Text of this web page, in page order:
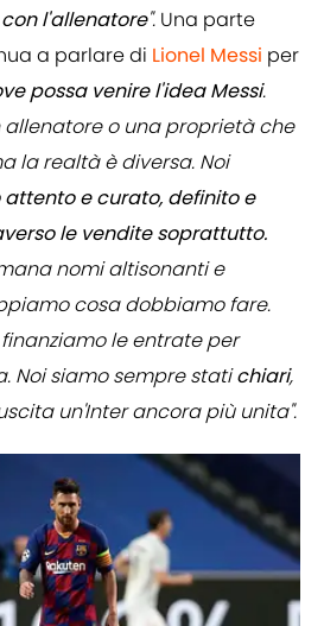
l'allenatore". Una parte
a parlare di Lionel Messi per
possa venire l'idea Messi.
allenatore o una proprietà che
la realtà è diversa. Noi
e curato, definito e
le vendite soprattutto.
nomi altisonanti e
cosa dobbiamo fare.
le entrate per
Noi siamo sempre statichiari,
un'Inter ancora più unita".